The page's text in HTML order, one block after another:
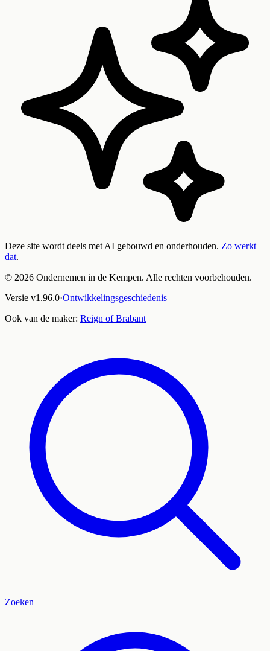
Deze site wordt deels met AI gebouwd en onderhouden. Zo werkt
dat.
© 2026 Ondernemen in de Kempen. Alle rechten voorbehouden.
Versie v1.96.0·Ontwikkelingsgeschiedenis
Ook van de maker: Reign of Brabant
Zoeken